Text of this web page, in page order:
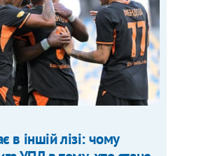
в іншій лізі: чому